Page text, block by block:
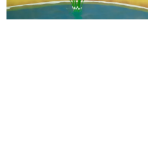
特集記事